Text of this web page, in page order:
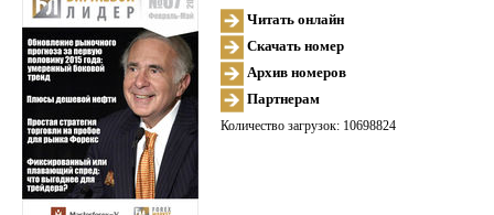
Читать онлайн
Скачать номер
Архив номеров
Партнерам
Количество загрузок: 10698824